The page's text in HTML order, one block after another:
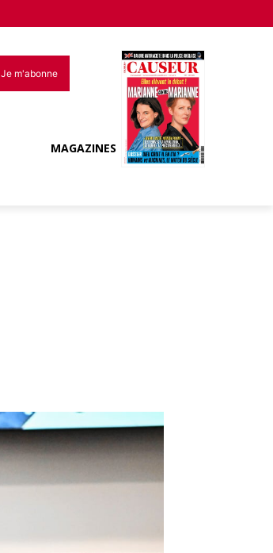
Je m'abonne
MAGAZINES